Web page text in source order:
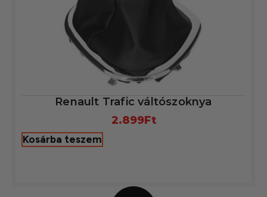
Renault Trafic váltószoknya
2.899Ft
Kosárba teszem